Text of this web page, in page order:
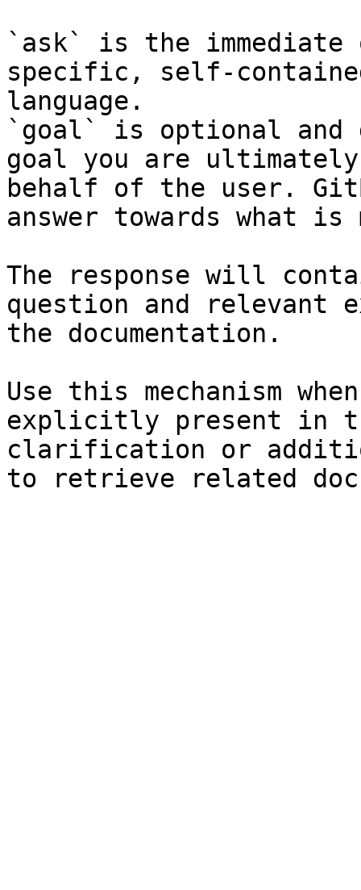
`ask` is the
specific, self-
language.
`goal` is optional and
goal you are
behalf of the user.
answer towards what
The response will
question and relevant
the documentation.
Use this mechanism
explicitly present in
clarification or